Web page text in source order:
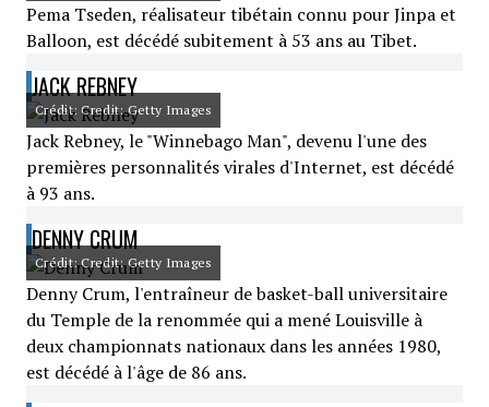
Pema Tseden, réalisateur tibétain connu pour Jinpa et
Balloon, est décédé subitement à 53 ans au Tibet.
JACK REBNEY
Crédit: Credit: Getty Images
Jack Rebney, le "Winnebago Man", devenu l'une des
premières personnalités virales d'Internet, est décédé
à 93 ans.
DENNY CRUM
Crédit: Credit: Getty Images
Denny Crum, l'entraîneur de basket-ball universitaire
du Temple de la renommée qui a mené Louisville à
deux championnats nationaux dans les années 1980,
est décédé à l'âge de 86 ans.